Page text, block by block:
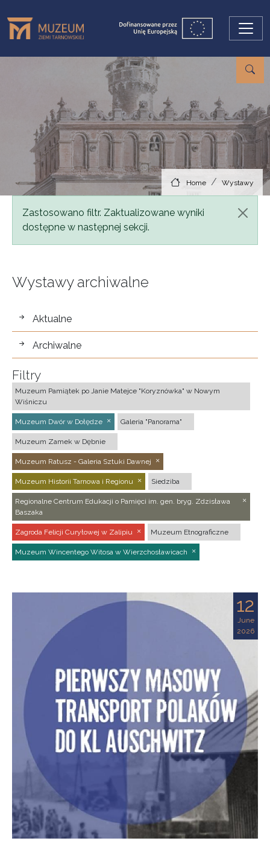
Home Wystawy
Status message
Zastosowano filtr. Zaktualizowane wyniki
dostępne w następnej sekcji.
Wystawy archiwalne
wystawy
Aktualne
Archiwalne
Filtry
Muzeum Pamiątek po Janie Matejce "Koryznówka" w Nowym
Wiśniczu
Muzeum Dwór w Dołędze Galeria "Panorama"
Muzeum Zamek w Dębnie
Muzeum Ratusz - Galeria Sztuki Dawnej
Muzeum Historii Tarnowa i Regionu Siedziba
Regionalne Centrum Edukacji o Pamięci im. gen. bryg. Zdzisława
Baszaka
Zagroda Felicji Curyłowej w Zalipiu Muzeum Etnograficzne
Muzeum Wincentego Witosa w Wierzchosławicach
12
June
2026